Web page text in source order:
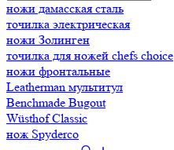
ножи дамасская сталь
точилка электрическая
ножи Золинген
точилка для ножей chefs choice
ножи фронтальные
Leatherman мультитул
Benchmade Bugout
Wüsthof Classic
нож Spyderco